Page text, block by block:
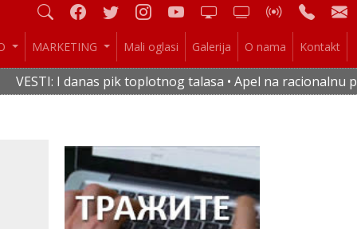
MARKETING Mali oglasi Galerija O nama Kontakt
toplotnog talasa • Apel na racionalnu potrošnju vode i